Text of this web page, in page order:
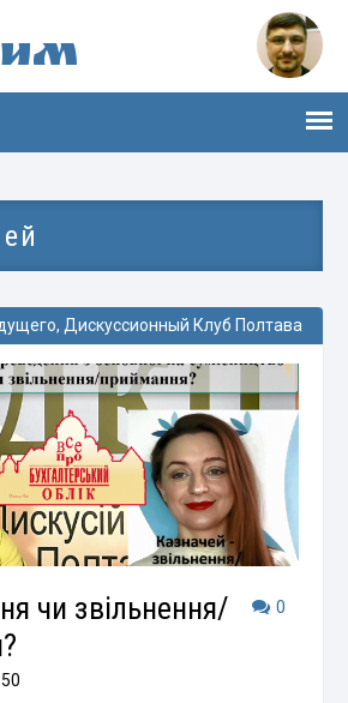
, Дискуссионный Клуб Полтава
0
чи звільнення/